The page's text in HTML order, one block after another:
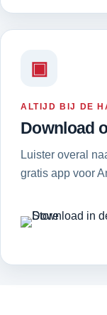
▣
ALTIJD BIJ DE
Download
Luister overal
gratis app voor